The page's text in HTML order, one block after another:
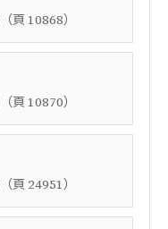
（頁 10868）
（頁 10870）
（頁 24951）